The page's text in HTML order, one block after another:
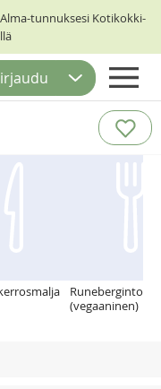
tunnuksesi Kotikokki-
(vegaaninen)